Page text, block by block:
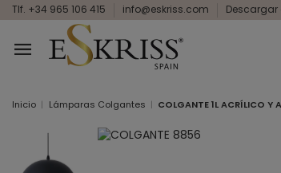
Tlf. +34 965 106 415 info@eskriss.com
Inicio Lámparas Colgantes COLGANTE 1L ACRÍLICO Y